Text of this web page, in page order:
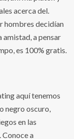
acerca del.
hombres decidían
amistad, a pensar
es 100% gratis.
aquí tenemos
negro oscuro,
en las
a